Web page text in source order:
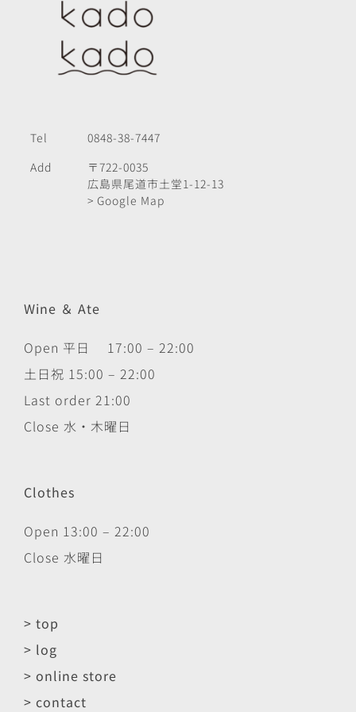
Tel
0848-38-7447
Add
〒722-0035
広島県尾道市土堂1-12-13
> Google Map
Wine ＆ Ate
Open 平日 17:00 – 22:00
土日祝 15:00 – 22:00
Last order 21:00
Close 水・木曜日
Clothes
Open 13:00 – 22:00
Close 水曜日
> top
> log
> online store
> contact